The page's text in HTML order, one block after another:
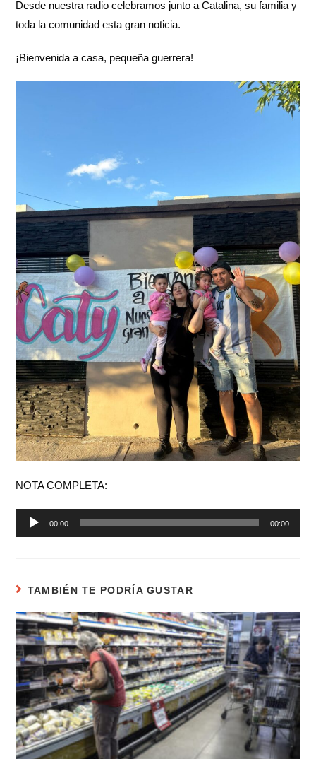
Desde nuestra radio celebramos junto a Catalina, su familia y
toda la comunidad esta gran noticia.
¡Bienvenida a casa, pequeña guerrera!
NOTA COMPLETA:
Reproductor
de
00:00 00:00
TAMBIÉN TE PODRÍA GUSTAR